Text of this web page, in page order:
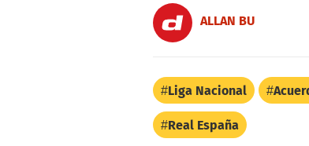
ALLAN BU
Liga Nacional
Real España